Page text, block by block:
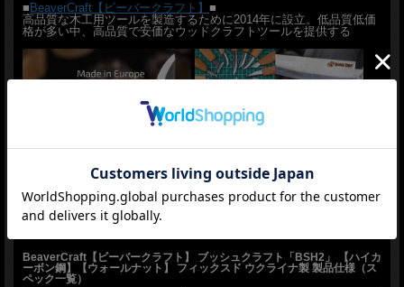
Made in Ukraine
■ブレード：約10.5cm（約2.4mm）
■全長：約23.8cm
■ブレードハードネス：HRC57?58
■ハンドルマテリアル：Walnut
■BeaverCraft【ビーバークラフト】■ ブッシュクラフト「BSH2」 【ハイカーボン
鋼】【ウォールナット】 ■新品■
ナイフ販売専門ショップ グローイング！
■ BeaverCraft【ビーバークラフト】 ■
高品質な木工用ツールを製造するために2014年に設立。低品質低価
格が多い中、高品質で安価なウッドクラフトツールを提供する
首都キーウからほど近い工房はロシアのウクライナ進行から停止し
ておりましたがロシア軍がキーウから撤退し工房もようやく再開し
たとのことで当店も再び販売することができました。
BeaverCraft【ビーバークラフト】 ブッシュクラフト「BSH2」 【ハイカ
ーボン鋼】【ウォールナット】 フィックスド ウクライナ製 製品仕様（ス
ペック一覧）